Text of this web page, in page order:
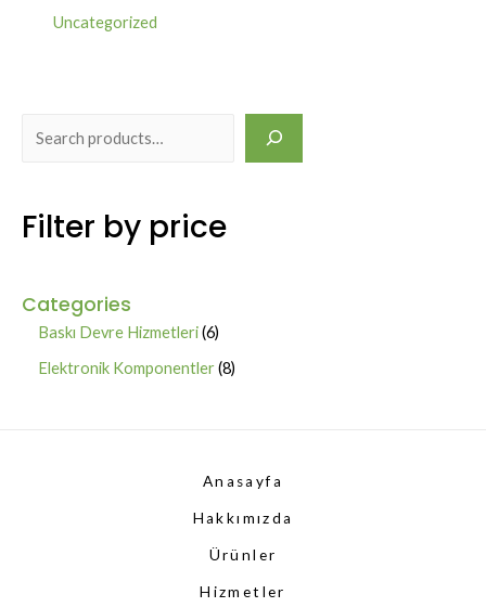
Uncategorized
Filter by price
Categories
Baskı Devre Hizmetleri 66
p
u
c
t
s
Elektronik Komponentler 88
d
u
c
t
Anasayfa
Hakkımızda
Ürünler
Hizmetler